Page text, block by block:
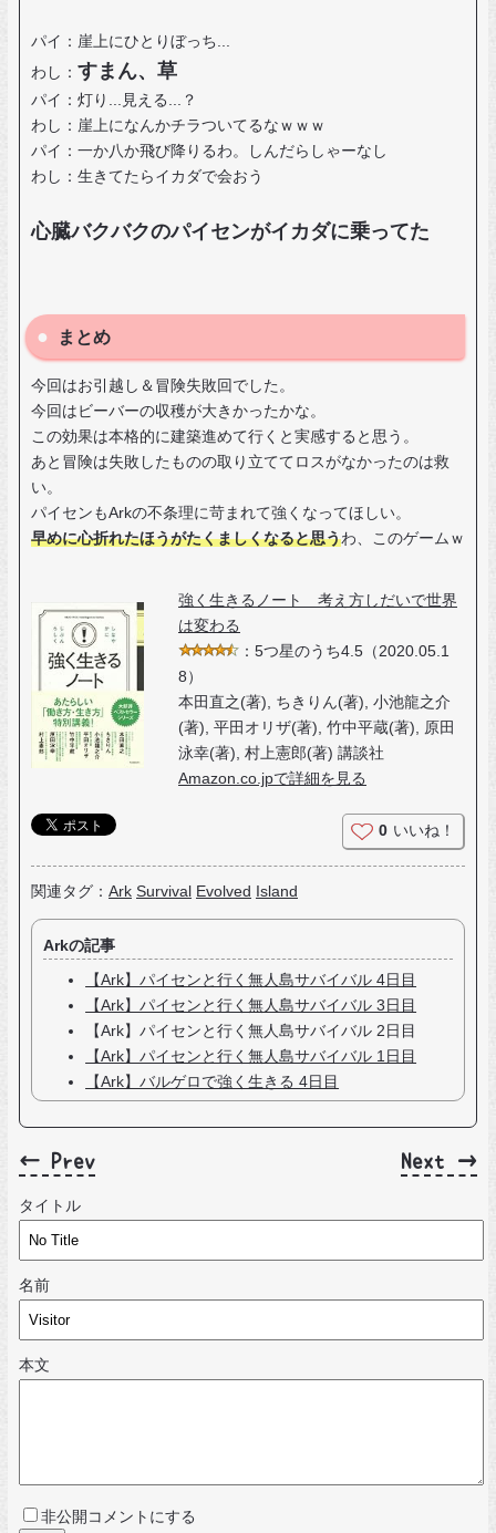
パイ：崖上にひとりぼっち...
わし： すまん、草
パイ：灯り...見える...？
わし：崖上になんかチラついてるなｗｗｗ
パイ：一か八か飛び降りるわ。しんだらしゃーなし
わし：生きてたらイカダで会おう
心臓バクバクのパイセンがイカダに乗ってた
まとめ
今回はお引越し＆冒険失敗回でした。
今回はビーバーの収穫が大きかったかな。
この効果は本格的に建築進めて行くと実感すると思う。
あと冒険は失敗したものの取り立ててロスがなかったのは救
い。
パイセンもArkの不条理に苛まれて強くなってほしい。
早めに心折れたほうがたくましくなると思うわ、このゲームｗ
強く生きるノート 考え方しだいで世界
は変わる
：5つ星のうち4.5（2020.05.1
8）
本田直之(著), ちきりん(著), 小池龍之介
(著), 平田オリザ(著), 竹中平蔵(著), 原田
泳幸(著), 村上憲郎(著) 講談社
Amazon.co.jpで詳細を見る
0 いいね！
関連タグ： Ark Survival Evolved Island
Arkの記事
【Ark】パイセンと行く無人島サバイバル 4日目
【Ark】パイセンと行く無人島サバイバル 3日目
【Ark】パイセンと行く無人島サバイバル 2日目
【Ark】パイセンと行く無人島サバイバル 1日目
【Ark】バルゲロで強く生きる 4日目
← Prev Next →
タイトル
名前
本文
非公開コメントにする